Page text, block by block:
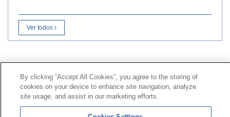
Ver todos
Contacto|Perfil del contratante|Reclamaciones
Línea Universal 900 203 203|Zona Privada Comisión de
Prestaciones Especiales|Zona Privada Proveedor
By clicking “Accept All Cookies”, you agree to the storing of
cookies on your device to enhance site navigation, analyze
site usage, and assist in our marketing efforts.